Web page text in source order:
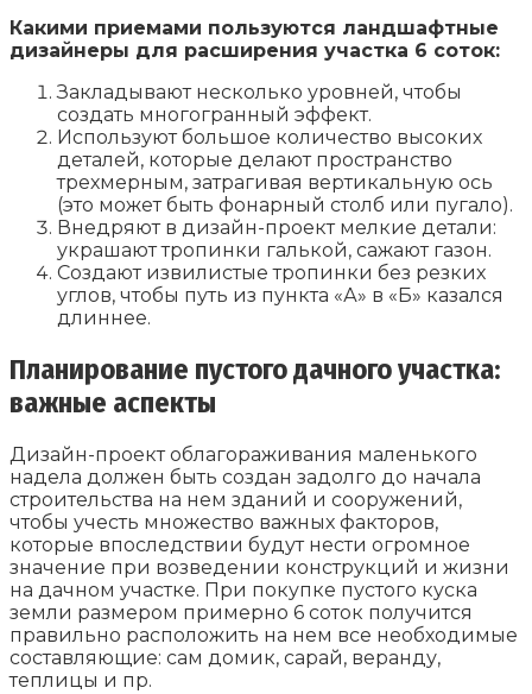
Какими приемами пользуются ландшафтные
дизайнеры для расширения участка 6 соток:
Закладывают несколько уровней, чтобы
создать многогранный эффект.
Используют большое количество высоких
деталей, которые делают пространство
трехмерным, затрагивая вертикальную ось
(это может быть фонарный столб или пугало).
Внедряют в дизайн-проект мелкие детали:
украшают тропинки галькой, сажают газон.
Создают извилистые тропинки без резких
углов, чтобы путь из пункта «А» в «Б» казался
длиннее.
Планирование пустого дачного участка:
важные аспекты
Дизайн-проект облагораживания маленького
надела должен быть создан задолго до начала
строительства на нем зданий и сооружений,
чтобы учесть множество важных факторов,
которые впоследствии будут нести огромное
значение при возведении конструкций и жизни
на дачном участке. При покупке пустого куска
земли размером примерно 6 соток получится
правильно расположить на нем все необходимые
составляющие: сам домик, сарай, веранду,
теплицы и пр.